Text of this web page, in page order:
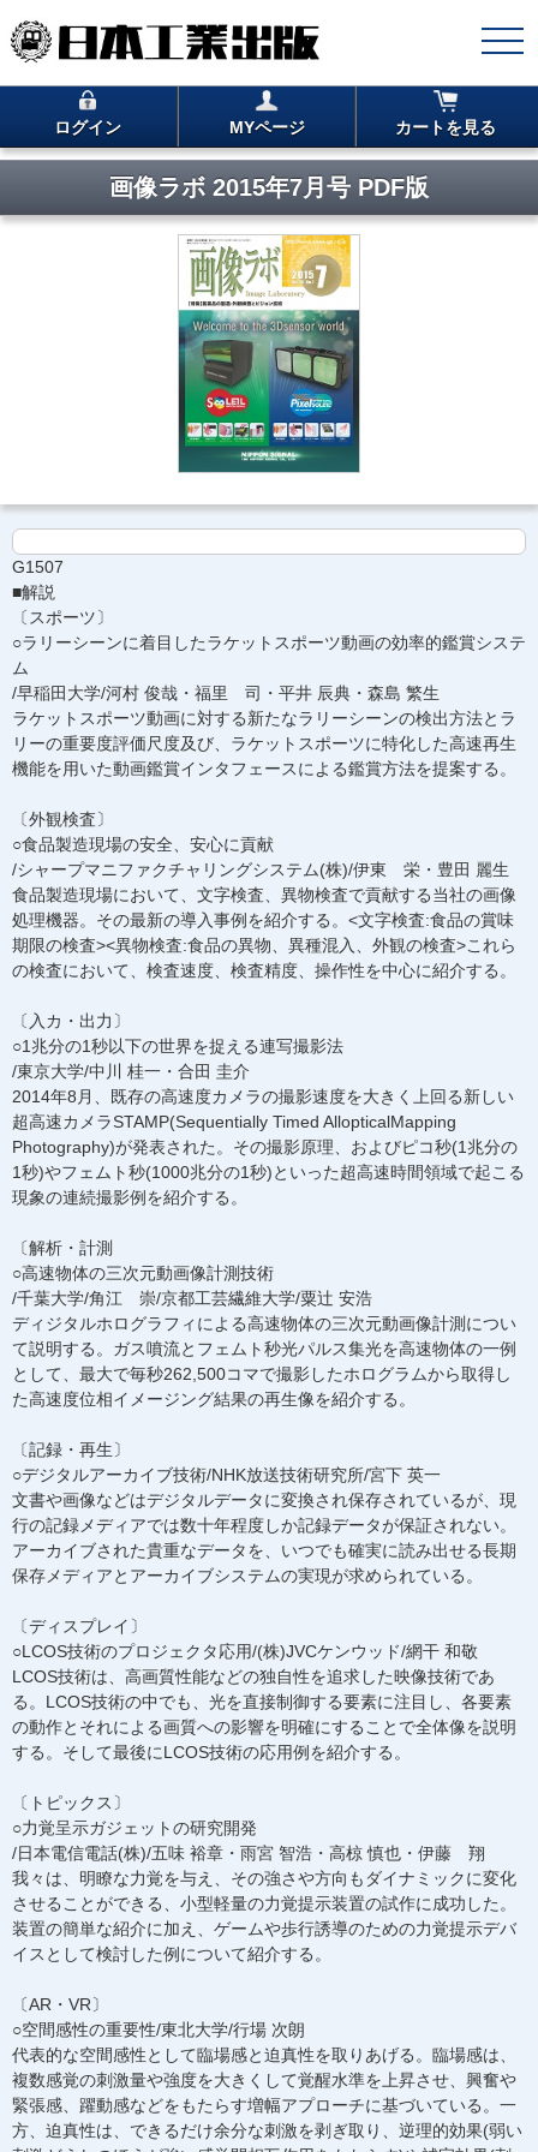
ログイン MYページ カートを見る
画像ラボ 2015年7月号 PDF版
G1507
■解説
〔スポーツ〕
○ラリーシーンに着目したラケットスポーツ動画の効率的鑑賞システ
ム
/早稲田大学/河村 俊哉・福里 司・平井 辰典・森島 繁生
ラケットスポーツ動画に対する新たなラリーシーンの検出方法とラ
リーの重要度評価尺度及び、ラケットスポーツに特化した高速再生
機能を用いた動画鑑賞インタフェースによる鑑賞方法を提案する。
〔外観検査〕
○食品製造現場の安全、安心に貢献
/シャープマニファクチャリングシステム(株)/伊東 栄・豊田 麗生
食品製造現場において、文字検査、異物検査で貢献する当社の画像
処理機器。その最新の導入事例を紹介する。<文字検査:食品の賞味
期限の検査><異物検査:食品の異物、異種混入、外観の検査>これら
の検査において、検査速度、検査精度、操作性を中心に紹介する。
〔入カ・出力〕
○1兆分の1秒以下の世界を捉える連写撮影法
/東京大学/中川 桂一・合田 圭介
2014年8月、既存の高速度カメラの撮影速度を大きく上回る新しい
超高速カメラSTAMP(Sequentially Timed AllopticalMapping
Photography)が発表された。その撮影原理、およびピコ秒(1兆分の
1秒)やフェムト秒(1000兆分の1秒)といった超高速時間領域で起こる
現象の連続撮影例を紹介する。
〔解析・計測
○高速物体の三次元動画像計測技術
/千葉大学/角江 崇/京都工芸繊維大学/粟辻 安浩
ディジタルホログラフィによる高速物体の三次元動画像計測につい
て説明する。ガス噴流とフェムト秒光パルス集光を高速物体の一例
として、最大で毎秒262,500コマで撮影したホログラムから取得し
た高速度位相イメージング結果の再生像を紹介する。
〔記録・再生〕
○デジタルアーカイブ技術/NHK放送技術研究所/宮下 英一
文書や画像などはデジタルデータに変換され保存されているが、現
行の記録メディアでは数十年程度しか記録データが保証されない。
アーカイブされた貴重なデータを、いつでも確実に読み出せる長期
保存メディアとアーカイブシステムの実現が求められている。
〔ディスプレイ〕
○LCOS技術のプロジェクタ応用/(株)JVCケンウッド/網干 和敬
LCOS技術は、高画質性能などの独自性を追求した映像技術であ
る。LCOS技術の中でも、光を直接制御する要素に注目し、各要素
の動作とそれによる画質への影響を明確にすることで全体像を説明
する。そして最後にLCOS技術の応用例を紹介する。
〔トピックス〕
○力覚呈示ガジェットの研究開発
/日本電信電話(株)/五味 裕章・雨宮 智浩・高椋 慎也・伊藤 翔
我々は、明瞭な力覚を与え、その強さや方向もダイナミックに変化
させることができる、小型軽量の力覚提示装置の試作に成功した。
装置の簡単な紹介に加え、ゲームや歩行誘導のための力覚提示デバ
イスとして検討した例について紹介する。
〔AR・VR〕
○空間感性の重要性/東北大学/行場 次朗
代表的な空間感性として臨場感と迫真性を取りあげる。臨場感は、
複数感覚の刺激量や強度を大きくして覚醒水準を上昇させ、興奮や
緊張感、躍動感などをもたらす増幅アプローチに基づいている。一
方、迫真性は、できるだけ余分な刺激を剥ぎ取り、逆理的効果(弱い